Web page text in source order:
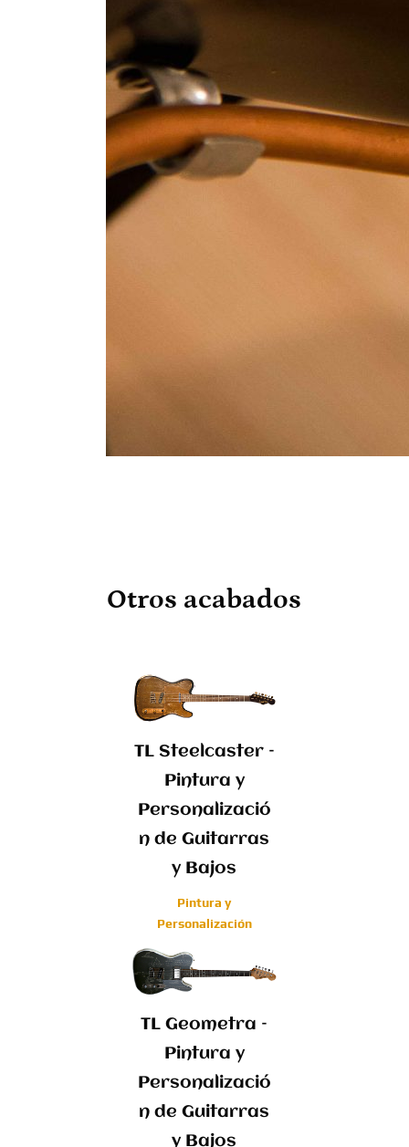
Otros acabados
TL Steelcaster –
Pintura y
Personalizació
n de Guitarras
y Bajos
Pintura y
Personalización
TL Geometra –
Pintura y
Personalizació
n de Guitarras
y Bajos